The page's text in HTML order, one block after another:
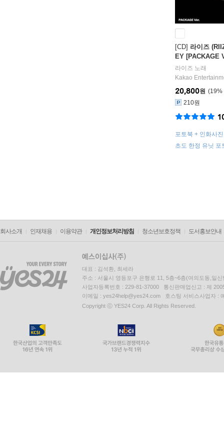
[CD] 라이즈
EY [PACKAGE
덤발송]
라이즈 노래
Kakao
초도 한정 유닛
19%
20,800원
210원
포토북 + 인화사
토카드 1세트 랜덤
회사소개 인재채용 이용약관 개인정보처리방침 청소년보호정책 도서홍보안내
대표 : 김석환, 최세라
주소 : 서울시 영등포구 은행로 11, 5층~6층(여의도동,일신
사업자등록번호 : 229-81-37000 통신판매업신고 : 제
이메일 : yes24help@yes24.com 호스팅 서비스사업자 :
Copyright ⓒ YES24 Corp. All Rights Reserved.